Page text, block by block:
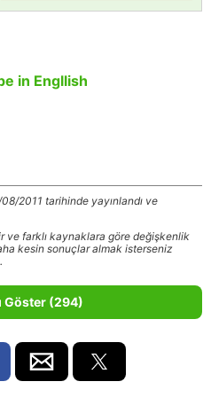
in Engllish
2011 tarihinde yayınlandı ve
ve farklı kaynaklara göre değişkenlik
kesin sonuçlar almak isterseniz
Göster (294)